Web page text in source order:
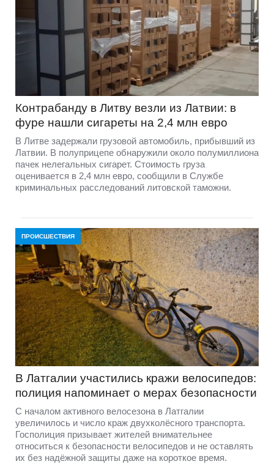
Контрабанду в Литву везли из Латвии: в
фуре нашли сигареты на 2,4 млн евро
В Литве задержали грузовой автомобиль, прибывший из
Латвии. В полуприцепе обнаружили около полумиллиона
пачек нелегальных сигарет. Стоимость груза
оценивается в 2,4 млн евро, сообщили в Службе
криминальных расследований литовской таможни.
ПРОИСШЕСТВИЯ
В Латгалии участились кражи велосипедов:
полиция напоминает о мерах безопасности
С началом активного велосезона в Латгалии
увеличилось и число краж двухколёсного транспорта.
Госполиция призывает жителей внимательнее
относиться к безопасности велосипедов и не оставлять
их без надёжной защиты даже на короткое время.